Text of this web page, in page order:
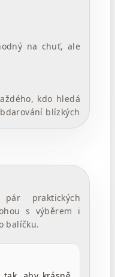
na chuť, ale
kdo hledá
blízkých
praktických
s výběrem i
balíčku.